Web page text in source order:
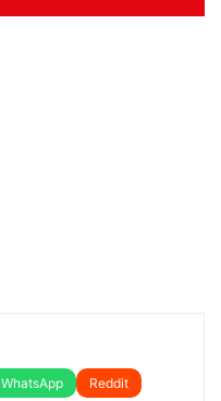
WhatsApp
Reddit